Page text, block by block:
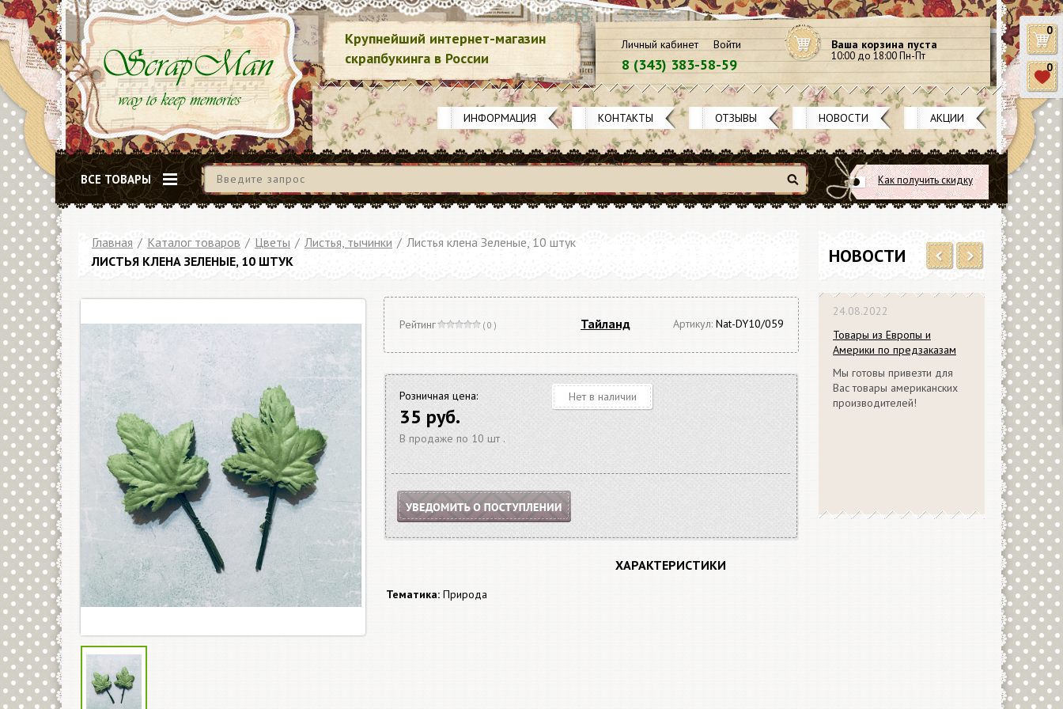
Ваша корзина пуста
10:00 до 18:00 Пн-Пт
Личный кабинет Войти
8 (343) 383-58-59
Крупнейший интернет-магазин
скрапбукинга в России
ИНФОРМАЦИЯ КОНТАКТЫ ОТЗЫВЫ НОВОСТИ АКЦИИ
Как получить скидку
Найти
ВСЕ ТОВАРЫ
НОВОСТИ
24.08.2022
Товары из Европы и
Америки по предзаказам
Мы готовы привезти для
Вас товары американских
производителей!
Главная / Каталог товаров / Цветы / Листья, тычинки / Листья клена Зеленые, 10 штук
ЛИСТЬЯ КЛЕНА ЗЕЛЕНЫЕ, 10 ШТУК
Тайланд
Рейтинг ( 0 ) Артикул: Nat-DY10/059
Розничная цена:
35 руб.
В продаже по 10 шт .
Нет в наличии
ХАРАКТЕРИСТИКИ
Тематика: Природа
0
0